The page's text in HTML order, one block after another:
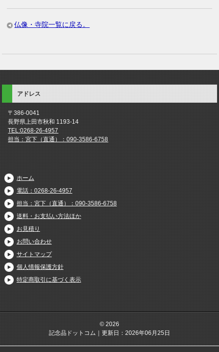
仏像・寺院一覧に戻る。
アドレス
〒386-0041
長野県上田市秋和 1193-14
TEL:0268-26-4957
担当：宮下（直通）：090-3586-6758
ホーム
電話：0268-26-4957
担当：宮下（直通）：090-3586-6758
送料・お支払い方法ほか
お見積り
お問い合わせ
サイトマップ
個人情報保護方針
特定商取引に基づく表示
© 2026
記念品ドットコム｜更新日：2026年06月25日